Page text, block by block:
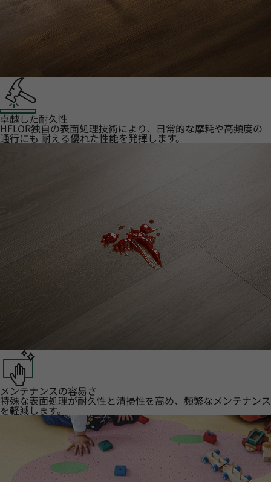
卓越した耐久性
HFLOR独自の表面処理技術により、日常的な摩耗や高頻度の
通行にも 耐える優れた性能を発揮します。
メンテナンスの容易さ
特殊な表面処理が耐久性と清掃性を高め、頻繁なメンテナンス
を軽減します。